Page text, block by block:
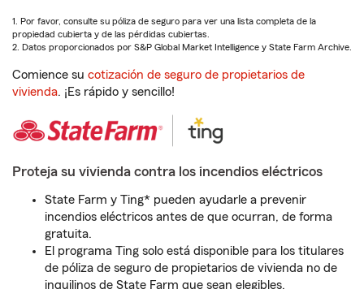
1. Por favor, consulte su póliza de seguro para ver una lista completa de la
propiedad cubierta y de las pérdidas cubiertas.
2. Datos proporcionados por S&P Global Market Intelligence y State Farm Archive.
Comience su cotización de seguro de propietarios de
vivienda. ¡Es rápido y sencillo!
Proteja su vivienda contra los incendios eléctricos
State Farm y Ting* pueden ayudarle a prevenir
incendios eléctricos antes de que ocurran, de forma
gratuita.
El programa Ting solo está disponible para los titulares
de póliza de seguro de propietarios de vivienda no de
inquilinos de State Farm que sean elegibles.